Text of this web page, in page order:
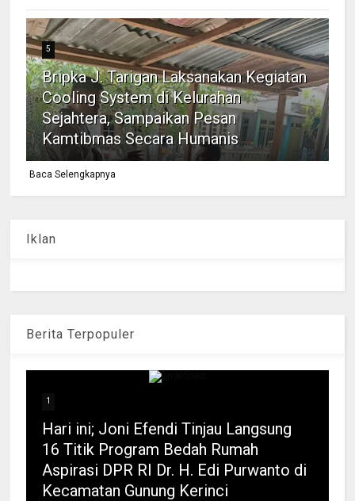
5
Bripka J. Tarigan Laksanakan Kegiatan
Cooling System di Kelurahan
Sejahtera, Sampaikan Pesan
Kamtibmas Secara Humanis
Baca Selengkapnya
Iklan
Berita Terpopuler
1
Hari ini; Joni Efendi Tinjau Langsung
16 Titik Program Bedah Rumah
Aspirasi DPR RI Dr. H. Edi Purwanto di
Kecamatan Gunung Kerinci